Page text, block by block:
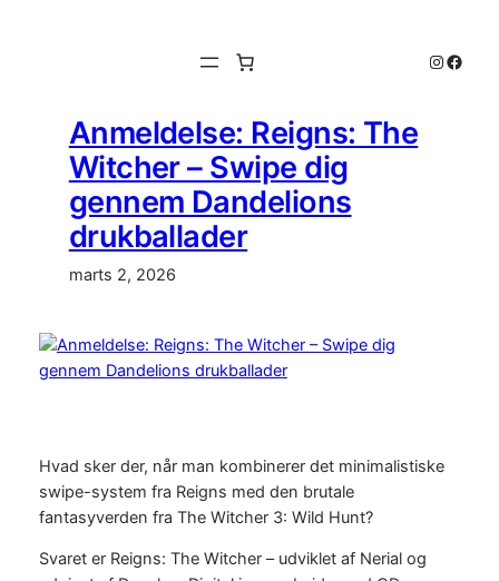
Anmeldelse: Reigns: The
Witcher – Swipe dig
gennem Dandelions
drukballader
marts 2, 2026
Hvad sker der, når man kombinerer det minimalistiske
swipe-system fra Reigns med den brutale
fantasyverden fra The Witcher 3: Wild Hunt?
Svaret er Reigns: The Witcher – udviklet af Nerial og